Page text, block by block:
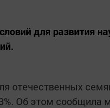
для развития
отечественных
Об этом сообщила